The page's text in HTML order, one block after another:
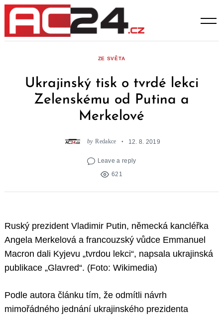
Skip
content
ZE SVĚTA
Ukrajinský tisk o tvrdé lekci
Zelenskému od Putina a
Merkelové
by Redakce 12. 8. 2019
Leave a reply
621
Ruský prezident Vladimir Putin, německá kancléřka
Angela Merkelová a francouzský vůdce Emmanuel
Macron dali Kyjevu „tvrdou lekci“, napsala ukrajinská
publikace „Glavred“. (Foto: Wikimedia)
Podle autora článku tím, že odmítli návrh
mimořádného jednání ukrajinského prezidenta